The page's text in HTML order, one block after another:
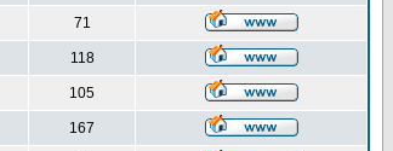
71
118
105
167